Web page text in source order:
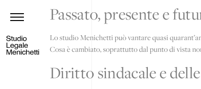
Passato, presente e
Lo studio Menichetti può vantare quasi
Cosa è cambiato, soprattutto dal punto di vista
Diritto sindacale e